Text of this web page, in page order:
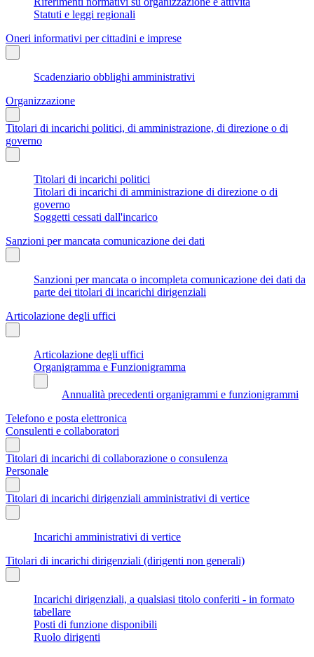
Statuti e leggi regionali
Oneri informativi per cittadini e imprese
Scadenziario obblighi amministrativi
Organizzazione
Titolari di incarichi politici, di amministrazione, di direzione o di
governo
Titolari di incarichi politici
Titolari di incarichi di amministrazione di direzione o di
governo
Soggetti cessati dall'incarico
Sanzioni per mancata comunicazione dei dati
Sanzioni per mancata o incompleta comunicazione dei dati da
parte dei titolari di incarichi dirigenziali
Articolazione degli uffici
Articolazione degli uffici
Organigramma e Funzionigramma
Annualità precedenti organigrammi e funzionigrammi
Telefono e posta elettronica
Consulenti e collaboratori
Titolari di incarichi di collaborazione o consulenza
Personale
Titolari di incarichi dirigenziali amministrativi di vertice
Incarichi amministrativi di vertice
Titolari di incarichi dirigenziali (dirigenti non generali)
Incarichi dirigenziali, a qualsiasi titolo conferiti - in formato
tabellare
Posti di funzione disponibili
Ruolo dirigenti